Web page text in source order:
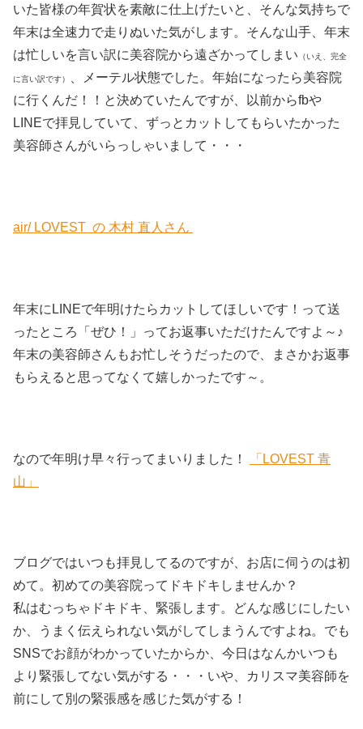
いた皆様の年賀状を素敵に仕上げたいと、そんな気持ちで
年末は全速力で走りぬいた気がします。そんな山手、年末
は忙しいを言い訳に美容院から遠ざかってしまい （いえ、完全
に言い訳です）
、メーテル状態でした。年始になったら美容院
に行くんだ！！と決めていたんですが、以前からfbや
LINEで拝見していて、ずっとカットしてもらいたかった
美容師さんがいらっしゃいまして・・・
air/ LOVEST の 木村 直人さん
年末にLINEで年明けたらカットしてほしいです！って送
ったところ「ぜひ！」ってお返事いただけたんですよ～♪
年末の美容師さんもお忙しそうだったので、まさかお返事
もらえると思ってなくて嬉しかったです～。
なので年明け早々行ってまいりました！
「LOVEST 青
山」
ブログではいつも拝見してるのですが、お店に伺うのは初
めて。初めての美容院ってドキドキしませんか？
私はむっちゃドキドキ、緊張します。どんな感じにしたい
か、うまく伝えられない気がしてしまうんですよね。でも
SNSでお顔がわかっていたからか、今日はなんかいつも
より緊張してない気がする・・・いや、カリスマ美容師を
前にして別の緊張感を感じた気がする！